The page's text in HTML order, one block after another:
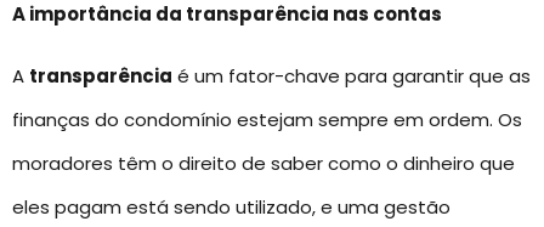
A importância da transparência nas contas
A transparência é um fator-chave para garantir que as
finanças do condomínio estejam sempre em ordem. Os
moradores têm o direito de saber como o dinheiro que
eles pagam está sendo utilizado, e uma gestão